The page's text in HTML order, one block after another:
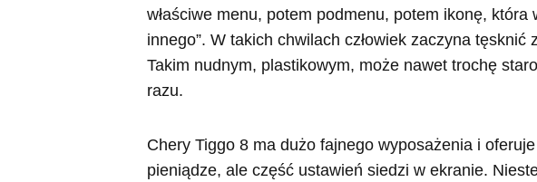
właściwe menu, potem podmenu, potem ikonę, która
innego”. W takich chwilach człowiek zaczyna tęsknić
Takim nudnym, plastikowym, może nawet trochę
razu.
Chery Tiggo 8 ma dużo fajnego wyposażenia i
pieniądze, ale część ustawień siedzi w ekranie.